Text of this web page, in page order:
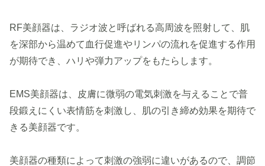
RF美顔器は、ラジオ波と呼ばれる高周波を照射して、肌
を深部から温めて血行促進やリンパの流れを促進する作用
が期待でき、ハリや弾力アップをもたらします。
EMS美顔器は、皮膚に微弱の電気刺激を与えることで普
段鍛えにくい表情筋を刺激し、肌の引き締め効果を期待で
きる美顔器です。
美顔器の種類によって刺激の強弱に違いがあるので、調節